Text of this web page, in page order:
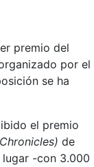
premio del
por el
se ha
el premio
de
-con 3.000